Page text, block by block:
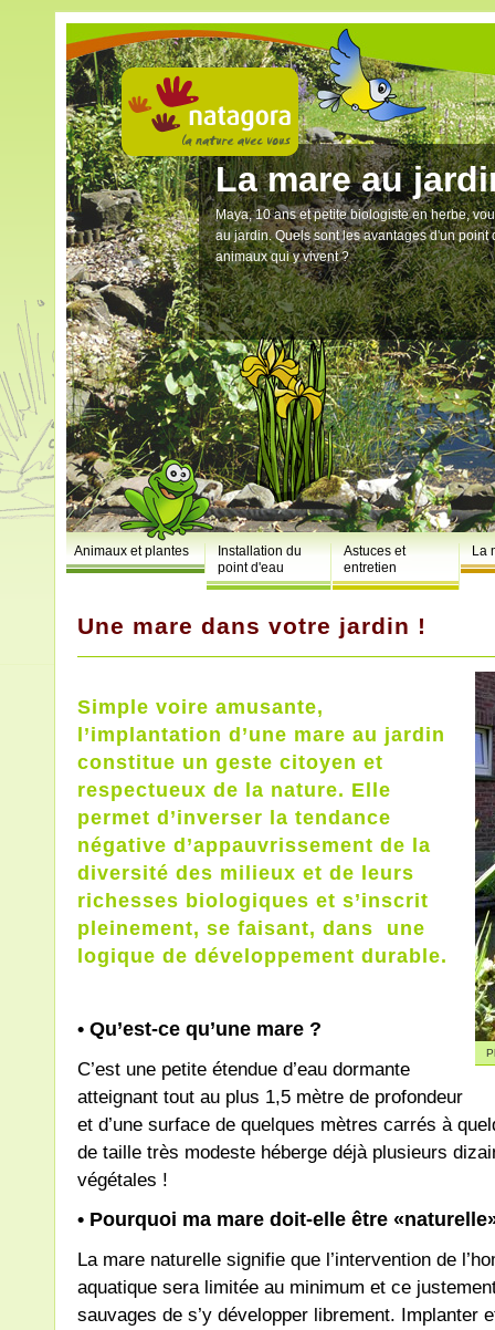
La mare au
Maya, 10 ans et petite biologiste en herbe,
au jardin. Quels sont les avantages d'un point
animaux qui y vivent ?
Animaux et plantes
Installation du
point d'eau
Astuces et
entretien
La
Une mare dans votre jardin !
Simple voire amusante,
l’implantation d’une mare au jardin
constitue un geste citoyen et
respectueux de la nature. Elle
permet d’inverser la tendance
négative d’appauvrissement de la
diversité des milieux et de leurs
richesses biologiques et s’inscrit
pleinement, se faisant, dans une
logique de développement durable.
• Qu’est-ce qu’une mare ?
C’est une petite étendue d’eau dormante
atteignant tout au plus 1,5 mètre de profondeur
et d’une surface de quelques mètres carrés à
de taille très modeste héberge déjà plusieurs
végétales !
• Pourquoi ma mare doit-elle être
La mare naturelle signifie que l’intervention de
aquatique sera limitée au minimum et ce
sauvages de s’y développer librement. Implanter